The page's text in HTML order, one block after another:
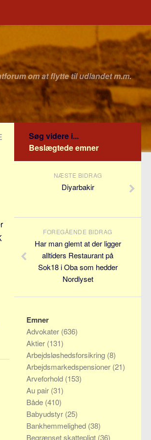
om at flytte til udlandet m.m.
Søg videre i...
Beslægtede emner
NÆSTE BIDRAG
Diyarbakir
FOREGÅENDE BIDRAG
Har man glemt at der ligger
alltiders Restaurant på
Sok18 i Oba som hedder
Nordlyset
Emner
Advokater (636)
Aktier (131)
Arbejdsløshedsforsikring (8)
Arbejdsmarkedspensioner (21)
Arveforhold (153)
Au pair (31)
Både (410)
Babyudstyr (25)
Bankhemmelighed (38)
Begrænset skattepligt (36)